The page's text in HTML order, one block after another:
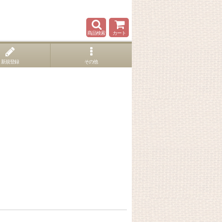
商品検索 カート
新規登録 その他